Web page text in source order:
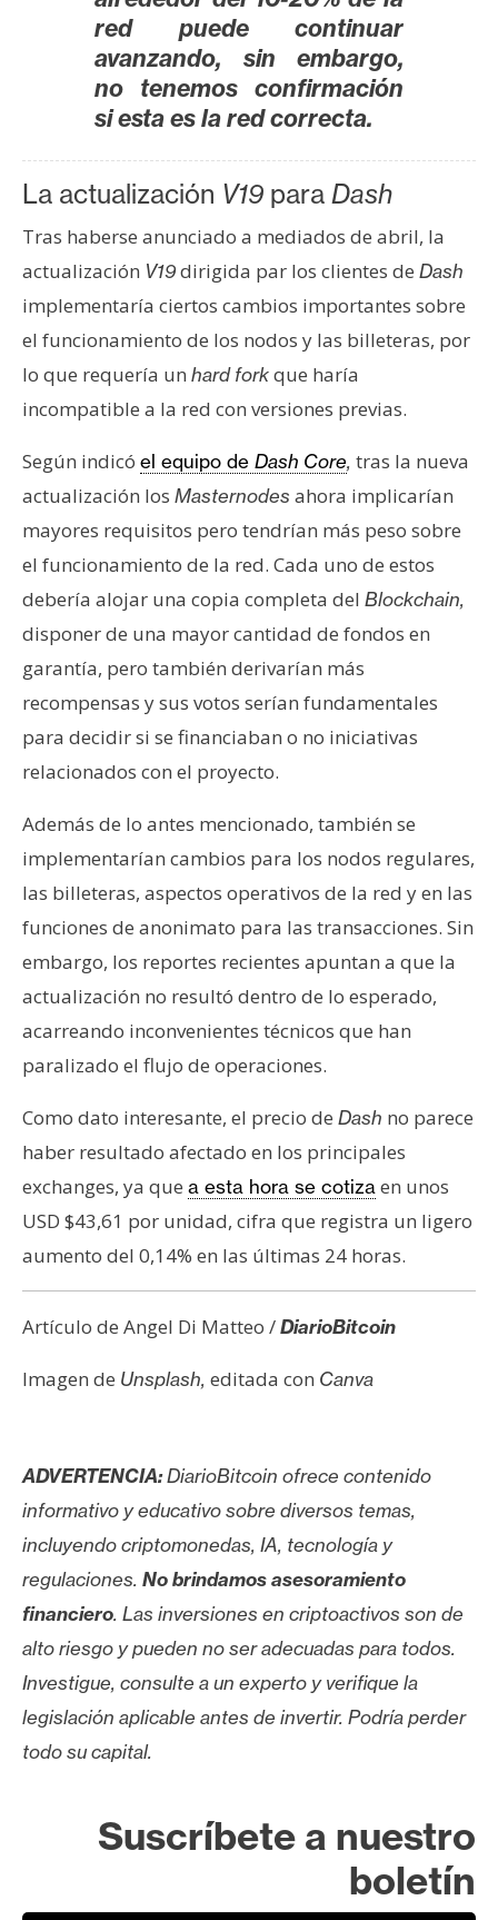
red puede continuar
avanzando, sin embargo,
no tenemos confirmación
si esta es la red correcta.
La actualización V19 para Dash
Tras haberse anunciado a mediados de abril, la
actualización V19dirigida par los clientes de Dash
implementaría ciertos cambios importantes sobre
el funcionamiento de los nodos y las billeteras, por
lo que requería un hard forkque haría
incompatible a la red con versiones previas.
Según indicó el equipo de Dash Core, tras la nueva
actualización los Masternodes ahora implicarían
mayores requisitos pero tendrían más peso sobre
el funcionamiento de la red. Cada uno de estos
debería alojar una copia completa del Blockchain,
disponer de una mayor cantidad de fondos en
garantía, pero también derivarían más
recompensas y sus votos serían fundamentales
para decidir si se financiaban o no iniciativas
relacionados con el proyecto.
Además de lo antes mencionado, también se
implementarían cambios para los nodos regulares,
las billeteras, aspectos operativos de la red y en las
funciones de anonimato para las transacciones. Sin
embargo, los reportes recientes apuntan a que la
actualización no resultó dentro de lo esperado,
acarreando inconvenientes técnicos que han
paralizado el flujo de operaciones.
Como dato interesante, el precio de Dash no parece
haber resultado afectado en los principales
exchanges, ya que a esta hora se cotiza en unos
USD $43,61 por unidad, cifra que registra un ligero
aumento del 0,14% en las últimas 24 horas.
Artículo de Angel Di Matteo /DiarioBitcoin
Imagen de Unsplash, editada con Canva
ADVERTENCIA:DiarioBitcoin ofrece contenido
informativo y educativo sobre diversos temas,
incluyendo criptomonedas, IA, tecnología y
regulaciones. No brindamos asesoramiento
financiero. Las inversiones en criptoactivos son de
alto riesgo y pueden no ser adecuadas para todos.
Investigue, consulte a un experto y verifique la
legislación aplicable antes de invertir. Podría perder
todo su capital.
Suscríbete a nuestro
boletín